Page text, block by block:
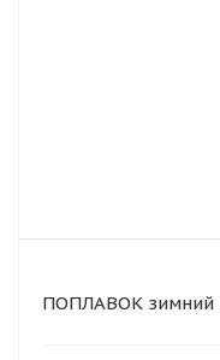
ПОПЛАВОК зимний